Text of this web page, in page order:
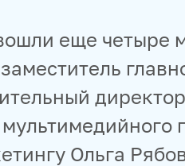
еще четыре
Ольга